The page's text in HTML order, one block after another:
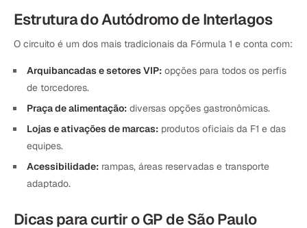
Estrutura do Autódromo de Interlagos
O circuito é um dos mais tradicionais da Fórmula 1 e conta com:
Arquibancadas e setores VIP:opções para todos os perfis
de torcedores.
Praça de alimentação:diversas opções gastronômicas.
Lojas e ativações de marcas:produtos oficiais da F1 e das
equipes.
Acessibilidade:rampas, áreas reservadas e transporte
adaptado.
Dicas para curtir o GP de São Paulo